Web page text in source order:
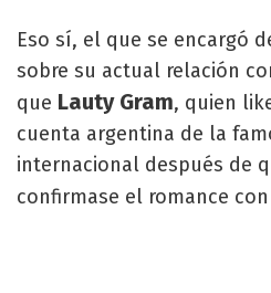
Eso sí, el que se encargó
sobre su actual relación
que Lauty Gram, quien
cuenta argentina de la
internacional después de
confirmase el romance con